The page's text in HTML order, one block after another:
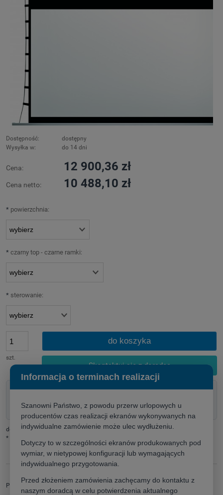
Dostępność:
dostępny
Wysyłka w:
do 14 dni
Cena: 12 900,36 zł
Cena netto: 10 488,10 zł
* powierzchnia:
* czarny top - czarne ramki:
* sterowanie:
szt.
do koszyka
Skontaktuj się z doradcą
Doradztwo techniczne przed zakupem
Szybka wycena dla firm i instytucji
dodaj do przechowalni
*
Producent:
zapytaj o produkt
poleć znajomemu
Informacja o terminach realizacji
Szanowni Państwo, z powodu przerw urlopowych u
producentów czas realizacji ekranów wykonywanych na
indywidualne zamówienie może ulec wydłużeniu.
Dotyczy to w szczególności ekranów produkowanych pod
wymiar, w nietypowej konfiguracji lub wymagających
indywidualnego przygotowania.
Przed złożeniem zamówienia zachęcamy do kontaktu z
naszym doradcą w celu potwierdzenia aktualnego